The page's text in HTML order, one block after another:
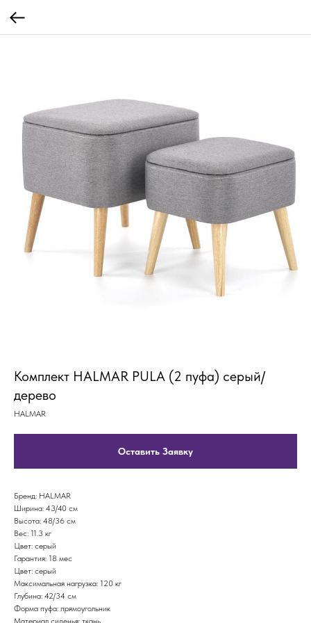
Комплект HALMAR PULA (2 пуфа) серый/
дерево
HALMAR
Оставить Заявку
Бренд: HALMAR
Ширина: 43/40 см
Высота: 48/36 см
Вес: 11.3 кг
Цвет: серый
Гарантия: 18 мес
Цвет: серый
Максимальная нагрузка: 120 кг
Глубина: 42/34 см
Форма пуфа: прямоугольник
Материал сиденья: ткань